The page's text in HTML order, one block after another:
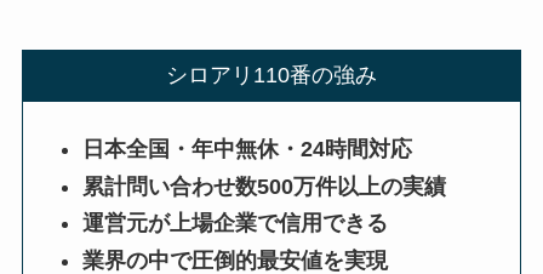
シロアリ110番の強み
日本全国・年中無休・24時間対応
累計問い合わせ数500万件以上の実績
運営元が上場企業で信用できる
業界の中で圧倒的最安値を実現